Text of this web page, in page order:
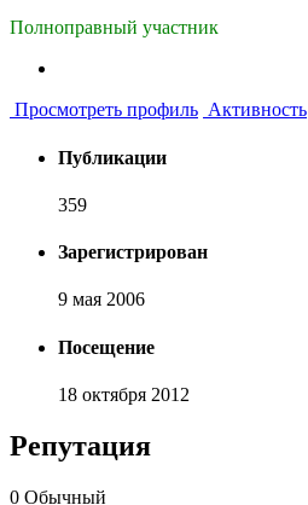
Полноправный участник
Просмотреть профиль Активность
Публикации
359
Зарегистрирован
9 мая 2006
Посещение
18 октября 2012
Репутация
0 Обычный